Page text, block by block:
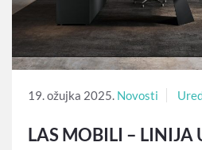
19. ožujka 2025. Novosti
LAS MOBILI – LINIJA